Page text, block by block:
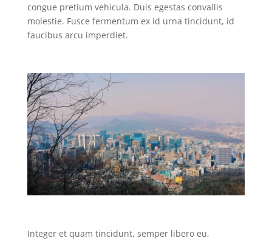
congue pretium vehicula. Duis egestas convallis
molestie. Fusce fermentum ex id urna tincidunt, id
faucibus arcu imperdiet.
Integer et quam tincidunt, semper libero eu,